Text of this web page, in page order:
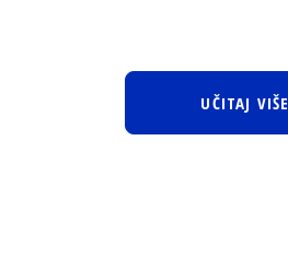
UČITAJ VIŠE